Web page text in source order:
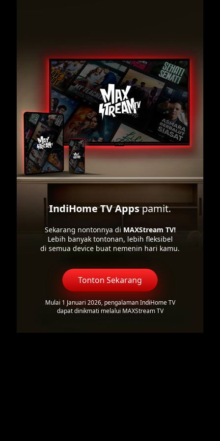
IndiHome TV Appspamit.
Sekarang nontonnya di MAXStream TV!
Lebih banyak tontonan, lebih fleksibel
di semua device buat nemenin hari kamu.
Tonton Sekarang
Mulai 1 Januari 2026, pengalaman IndiHome TV
dapat dinikmati melalui MAXStream TV